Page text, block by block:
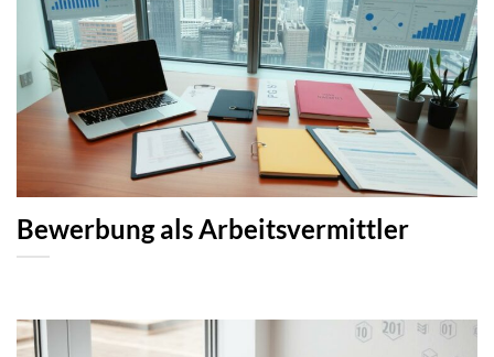
Bewerbung als Arbeitsvermittler